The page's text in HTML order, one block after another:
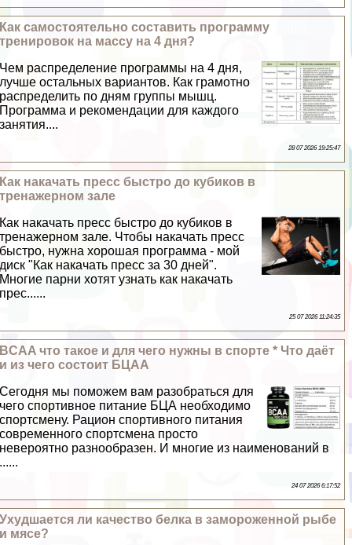
Как самостоятельно составить программу
тренировок на массу на 4 дня?
Чем распределение программы на 4 дня,
лучше остальных вариантов. Как грамотно
распределить по дням группы мышц.
Программа и рекомендации для каждого
занятия....
28 07 2026 19:25:47
Как накачать пресс быстро до кубиков в
тренажерном зале
Как накачать пресс быстро до кубиков в
тренажерном зале. Чтобы накачать пресс
быстро, нужна хорошая программа - мой
диск "Как накачать пресс за 30 дней".
Многие парни хотят узнать как накачать
прес......
25 07 2026 11:24:35
BCAA что такое и для чего нужны в спорте * Что даёт
и из чего состоит БЦАА
Сегодня мы поможем вам разобраться для
чего спортивное питание БЦА необходимо
спортсмену. Рацион спортивного питания
современного спортсмена просто
невероятно разнообразен. И многие из наименований в
......
24 07 2026 6:17:52
Ухудшается ли качество белка в замороженной рыбе
и мясе?